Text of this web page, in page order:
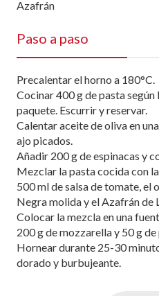
Azafrán
Paso a paso
Precalentar el horno a 180°C.
Cocinar 400 g de pasta
paquete. Escurrir y reservar.
Calentar aceite de oliva en
ajo picados.
Añadir 200 g de espinacas y
Mezclar la pasta cocida con
500 ml de salsa de tomate, el
Negra molida y el Azafrán de
Colocar la mezcla en una
200 g de mozzarella y 50 g
Hornear durante 25-30
dorado y burbujeante.